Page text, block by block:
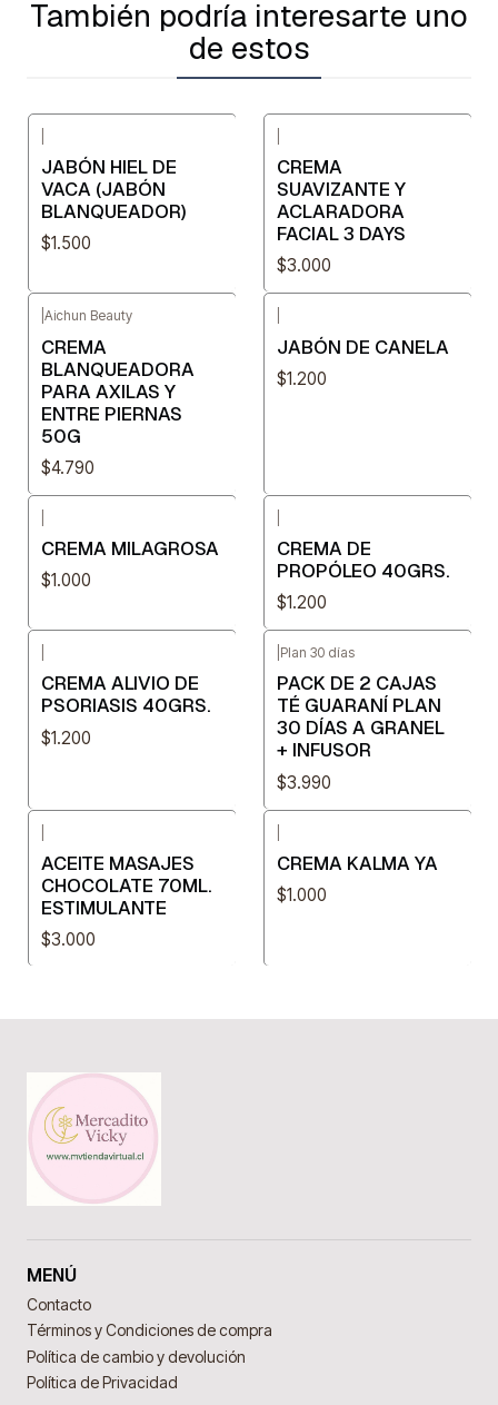
También podría interesarte uno
de estos
JABÓN HIEL DE
VACA (JABÓN
BLANQUEADOR)
$1.500
CREMA
SUAVIZANTE Y
ACLARADORA
FACIAL 3 DAYS
$3.000
Aichun Beauty
CREMA
BLANQUEADORA
PARA AXILAS Y
ENTRE PIERNAS
50G
$4.790
JABÓN DE CANELA
$1.200
CREMA MILAGROSA
$1.000
CREMA DE
PROPÓLEO 40GRS.
$1.200
CREMA ALIVIO DE
PSORIASIS 40GRS.
$1.200
Plan 30 días
PACK DE 2 CAJAS
TÉ GUARANÍ PLAN
30 DÍAS A GRANEL
+ INFUSOR
$3.990
ACEITE MASAJES
CHOCOLATE 70ML.
ESTIMULANTE
$3.000
CREMA KALMA YA
$1.000
MENÚ
Contacto
Términos y Condiciones de compra
Política de cambio y devolución
Política de Privacidad